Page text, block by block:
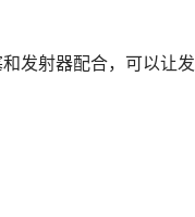
发射器配合，可以让